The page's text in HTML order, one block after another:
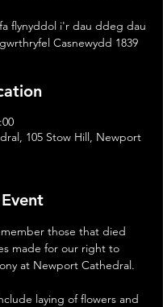
flynyddol i'r dau ddeg dau
Casnewydd 1839
105 Stow Hill, Newport
those that died
made for our right to
at Newport Cathedral.
laying of flowers and